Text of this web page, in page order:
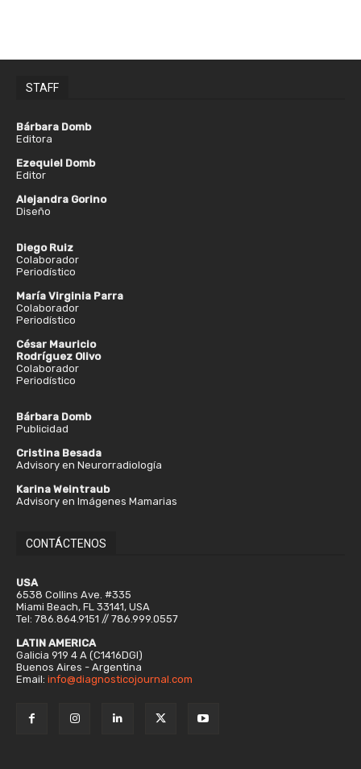
STAFF
Bárbara Domb
Editora
Ezequiel Domb
Editor
Alejandra Gorino
Diseño
Diego Ruiz
Colaborador
Periodístico
María Virginia Parra
Colaborador
Periodístico
César Mauricio
Rodríguez Olivo
Colaborador
Periodístico
Bárbara Domb
Publicidad
Cristina Besada
Advisory en Neurorradiología
Karina Weintraub
Advisory en Imágenes Mamarias
CONTÁCTENOS
USA
6538 Collins Ave. #335
Miami Beach, FL 33141, USA
Tel: 786.864.9151 // 786.999.0557
LATIN AMERICA
Galicia 919 4 A (C1416DGI)
Buenos Aires - Argentina
Email: info@diagnosticojournal.com